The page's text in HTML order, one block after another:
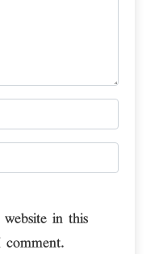
in this